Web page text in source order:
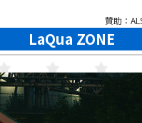
贊助：
LaQua ZONE